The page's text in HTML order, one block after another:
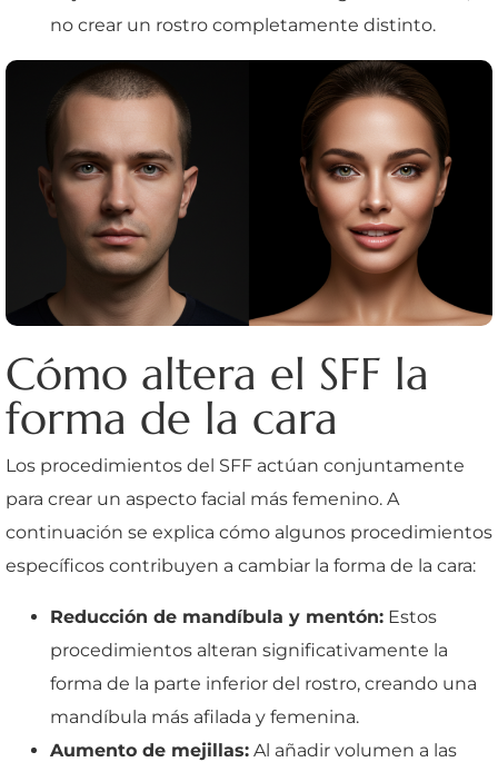
no crear un rostro completamente distinto.
Cómo altera el SFF la
forma de la cara
Los procedimientos del SFF actúan conjuntamente
para crear un aspecto facial más femenino. A
continuación se explica cómo algunos procedimientos
específicos contribuyen a cambiar la forma de la cara:
Reducción de mandíbula y mentón: Estos
procedimientos alteran significativamente la
forma de la parte inferior del rostro, creando una
mandíbula más afilada y femenina.
Aumento de mejillas: Al añadir volumen a las